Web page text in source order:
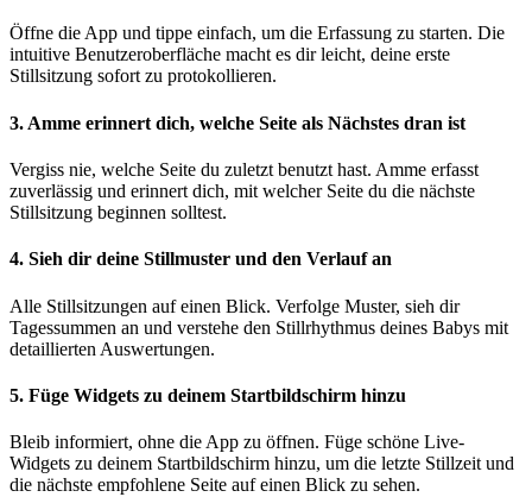
Öffne die App und tippe einfach, um die Erfassung zu starten. Die
intuitive Benutzeroberfläche macht es dir leicht, deine erste
Stillsitzung sofort zu protokollieren.
3. Amme erinnert dich, welche Seite als Nächstes dran ist
Vergiss nie, welche Seite du zuletzt benutzt hast. Amme erfasst
zuverlässig und erinnert dich, mit welcher Seite du die nächste
Stillsitzung beginnen solltest.
4. Sieh dir deine Stillmuster und den Verlauf an
Alle Stillsitzungen auf einen Blick. Verfolge Muster, sieh dir
Tagessummen an und verstehe den Stillrhythmus deines Babys mit
detaillierten Auswertungen.
5. Füge Widgets zu deinem Startbildschirm hinzu
Bleib informiert, ohne die App zu öffnen. Füge schöne Live-
Widgets zu deinem Startbildschirm hinzu, um die letzte Stillzeit und
die nächste empfohlene Seite auf einen Blick zu sehen.